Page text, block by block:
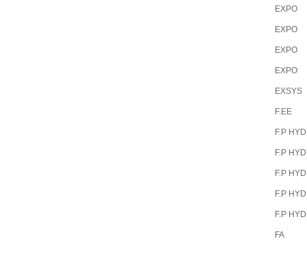
EXPO
EXPO
EXPO
EXPO
EXSYS
F.EE
F.P
F.P
F.P
F.P
F.P
FA